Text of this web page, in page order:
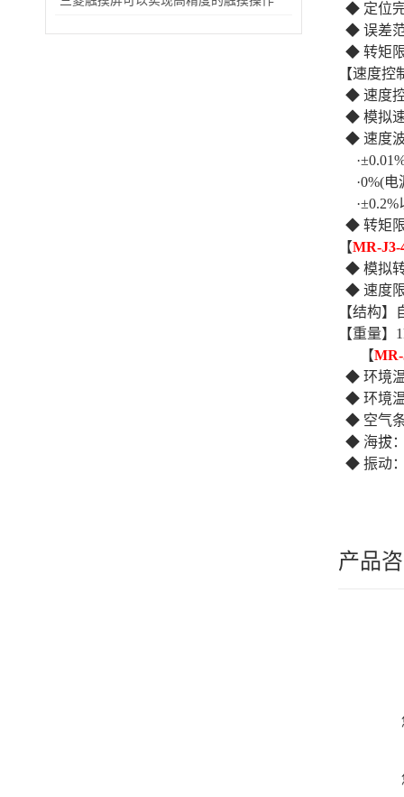
◆ 定位完
◆ 误差
◆ 转矩
【速度控
◆ 速度控
◆ 模拟
◆ 速度
·0%(电
·±0.2%
◆ 转矩
【MR-J3-
◆ 模拟
◆ 速度
【结构
【重量】
【
◆ 环境
◆ 环境
◆ 空气
◆ 海拔
◆ 振动
产品